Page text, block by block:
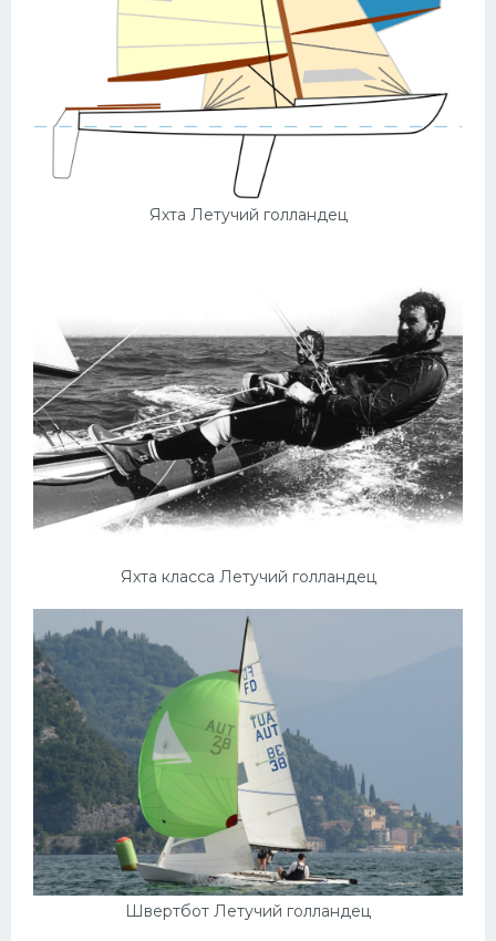
Яхта Летучий голландец
Яхта класса Летучий голландец
Швертбот Летучий голландец